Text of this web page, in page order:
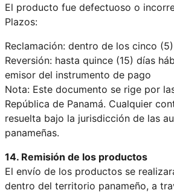
El producto fue defectuoso o
Plazos:
Reclamación: dentro de los cinco
Reversión: hasta quince (15) días
emisor del instrumento de pago
Nota: Este documento se rige por
República de Panamá. Cualquier
resuelta bajo la jurisdicción de las
panameñas.
14. Remisión de los productos
El envío de los productos se
dentro del territorio panameño, a